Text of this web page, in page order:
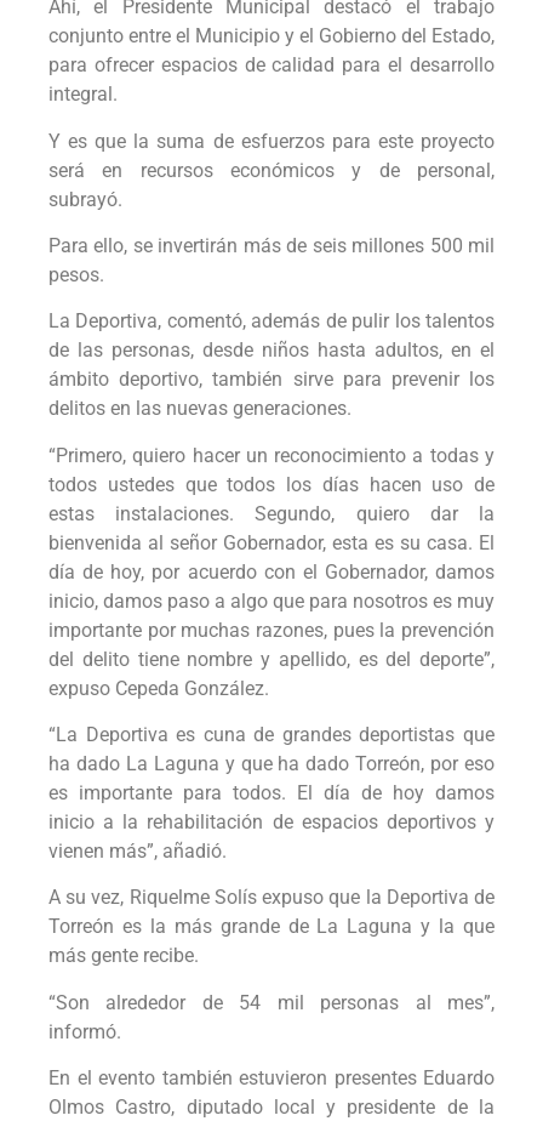
Ahí, el Presidente Municipal destacó el trabajo
conjunto entre el Municipio y el Gobierno del Estado,
para ofrecer espacios de calidad para el desarrollo
integral.
Y es que la suma de esfuerzos para este proyecto
será en recursos económicos y de personal,
subrayó.
Para ello, se invertirán más de seis millones 500 mil
pesos.
La Deportiva, comentó, además de pulir los talentos
de las personas, desde niños hasta adultos, en el
ámbito deportivo, también sirve para prevenir los
delitos en las nuevas generaciones.
“Primero, quiero hacer un reconocimiento a todas y
todos ustedes que todos los días hacen uso de
estas instalaciones. Segundo, quiero dar la
bienvenida al señor Gobernador, esta es su casa. El
día de hoy, por acuerdo con el Gobernador, damos
inicio, damos paso a algo que para nosotros es muy
importante por muchas razones, pues la prevención
del delito tiene nombre y apellido, es del deporte”,
expuso Cepeda González.
“La Deportiva es cuna de grandes deportistas que
ha dado La Laguna y que ha dado Torreón, por eso
es importante para todos. El día de hoy damos
inicio a la rehabilitación de espacios deportivos y
vienen más”, añadió.
A su vez, Riquelme Solís expuso que la Deportiva de
Torreón es la más grande de La Laguna y la que
más gente recibe.
“Son alrededor de 54 mil personas al mes”,
informó.
En el evento también estuvieron presentes Eduardo
Olmos Castro, diputado local y presidente de la